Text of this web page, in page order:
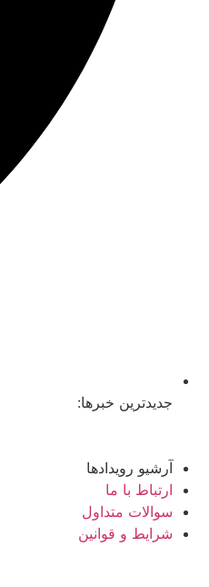
جدیدترین خبرها:
آرشیو رویدادها
ارتباط با ما
سوالات متداول
شرایط و قوانین